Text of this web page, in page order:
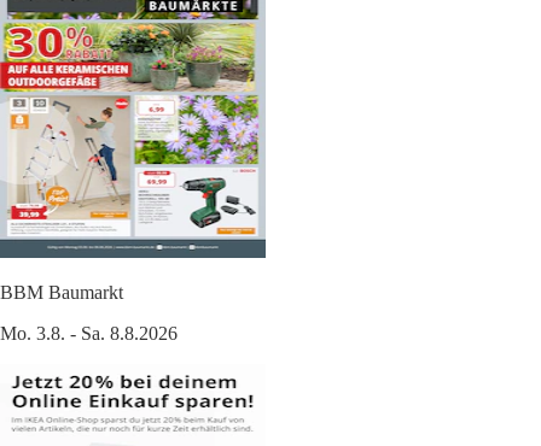
BBM Baumarkt
Mo. 3.8. - Sa. 8.8.2026